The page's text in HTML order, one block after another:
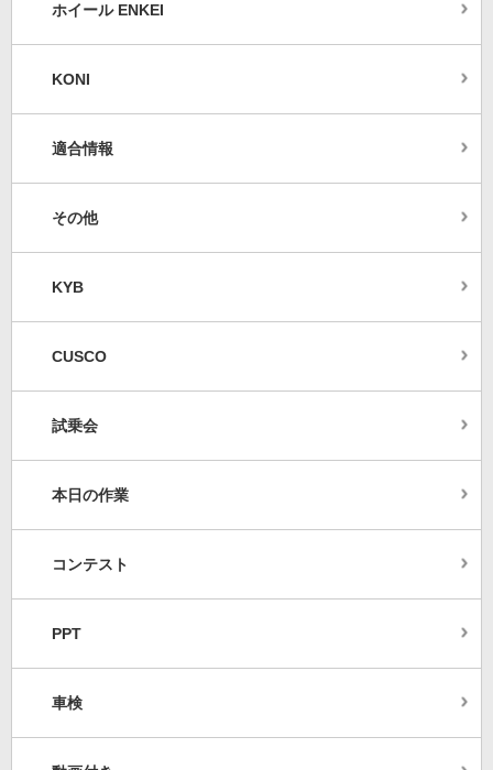
ホイール ENKEI
KONI
適合情報
その他
KYB
CUSCO
試乗会
本日の作業
コンテスト
PPT
車検